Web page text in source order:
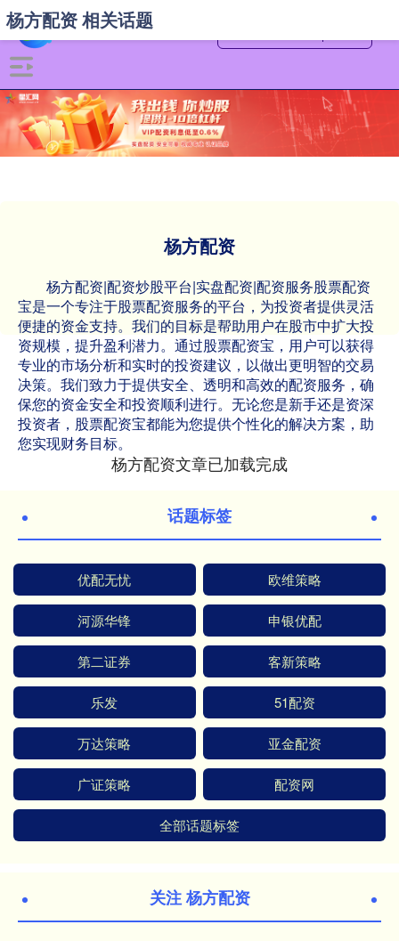
杨方配资
杨方配资|配资炒股平台|实盘配资|配资服务股票配资
宝是一个专注于股票配资服务的平台，为投资者提供灵活
便捷的资金支持。我们的目标是帮助用户在股市中扩大投
资规模，提升盈利潜力。通过股票配资宝，用户可以获得
专业的市场分析和实时的投资建议，以做出更明智的交易
决策。我们致力于提供安全、透明和高效的配资服务，确
保您的资金安全和投资顺利进行。无论您是新手还是资深
投资者，股票配资宝都能为您提供个性化的解决方案，助
您实现财务目标。
杨方配资 相关话题
杨方配资文章已加载完成
话题标签
优配无忧 欧维策略
河源华锋 申银优配
第二证券 客新策略
乐发 51配资
万达策略 亚金配资
广证策略 配资网
全部话题标签
关注 杨方配资